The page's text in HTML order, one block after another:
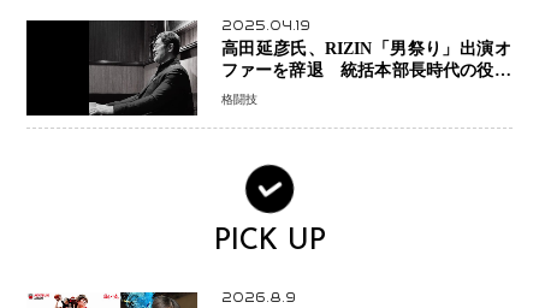
2025.04.19
高田延彦氏、RIZIN「男祭り」出演オ
ファーを辞退 統括本部長時代の役目
「すでに終えています」と明言
格闘技
PICK UP
2026.8.9